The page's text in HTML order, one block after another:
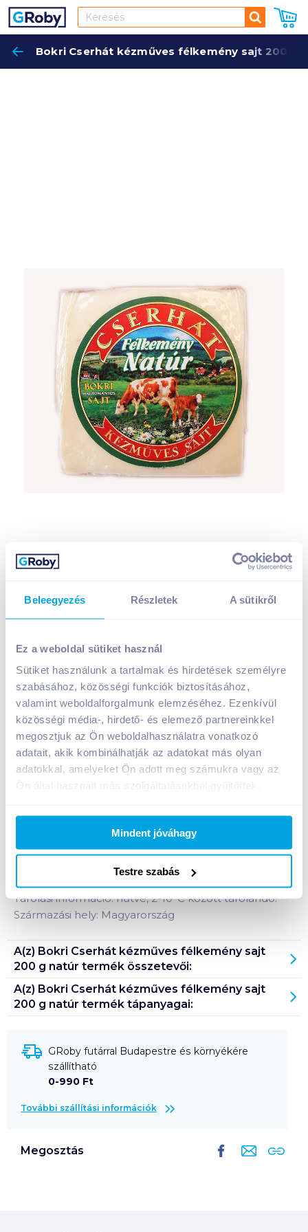
Beleegyezés Részletek A sütikről
Ez a weboldal sütiket használ
Sütiket használunk a tartalmak és hirdetések személyre
szabásához, közösségi funkciók biztosításához,
valamint weboldalforgalmunk elemzéséhez. Ezenkívül
közösségi média-, hirdető- és elemező partnereinkkel
megosztjuk az Ön weboldalhasználatra vonatkozó
adatait, akik kombinálhatják az adatokat más olyan
adatokkal, amelyeket Ön adott meg számukra vagy az
Mindent jóváhagy
Testre szabás
Keresés
Bokri Cserhát kézműves félkemény sajt 200 g
Bokri Cserhát kézműves félkemény sajt 200 g natúr
A termék jelenleg nem elérhető
Bevásárlólistához adom Értesíts, ha olcsóbb!
Termékleírás a(z)Bokri Cserhát kézműves
félkemény sajt 200 g natúrtermékhez:
Félkemény, zsíros, natúr kézműves sajt.
Tárolási információ: hűtve, 2-10°C között tárolandó!
Származási hely: Magyarország
A(z) Bokri Cserhát kézműves félkemény sajt
200 g natúr termék összetevői:
A(z) Bokri Cserhát kézműves félkemény sajt
200 g natúr termék tápanyagai:
GRoby futárral Budapestre és környékére
szállítható
0-990 Ft
További szállítási információk
Megosztás